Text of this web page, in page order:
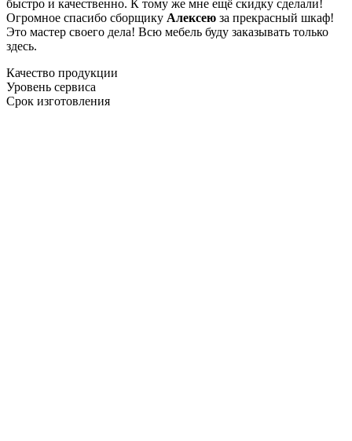
быстро и качественно. К тому же мне ещё скидку сделали!
Огромное спасибо сборщику Алексею за прекрасный шкаф!
Это мастер своего дела! Всю мебель буду заказывать только
здесь.
Качество продукции
Уровень сервиса
Срок изготовления